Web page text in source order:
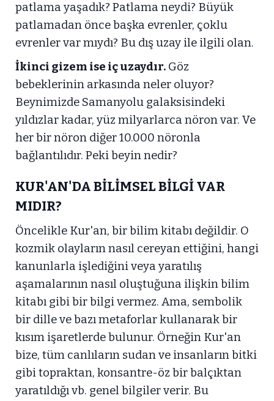
patlama yaşadık? Patlama neydi? Büyük
patlamadan önce başka evrenler, çoklu
evrenler var mıydı? Bu dış uzay ile ilgili olan.
İkinci gizem ise iç uzaydır. Göz
bebeklerinin arkasında neler oluyor?
Beynimizde Samanyolu galaksisindeki
yıldızlar kadar, yüz milyarlarca nöron var. Ve
her bir nöron diğer 10.000 nöronla
bağlantılıdır. Peki beyin nedir?
KUR'AN'DA BİLİMSEL BİLGİ VAR
MIDIR?
Öncelikle Kur'an, bir bilim kitabı değildir. O
kozmik olayların nasıl cereyan ettiğini, hangi
kanunlarla işlediğini veya yaratılış
aşamalarının nasıl oluştuğuna ilişkin bilim
kitabı gibi bir bilgi vermez. Ama, sembolik
bir dille ve bazı metaforlar kullanarak bir
kısım işaretlerde bulunur. Örneğin Kur'an
bize, tüm canlıların sudan ve insanların bitki
gibi topraktan, konsantre-öz bir balçıktan
yaratıldığı vb. genel bilgiler verir. Bu